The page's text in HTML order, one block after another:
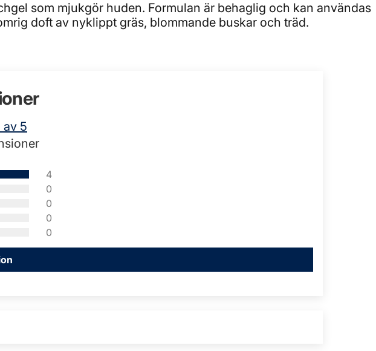
som mjukgör huden. Formulan är behaglig och kan användas
doft av nyklippt gräs, blommande buskar och träd.
av 5
4
0
0
0
0